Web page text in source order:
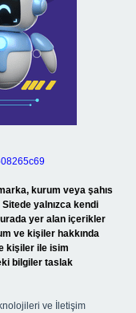
kurum veya şahıs
yalnızca kendi
yer alan içerikler
ve kişiler hakkında
kişiler ile isim
bilgiler taslak
ve İletişim